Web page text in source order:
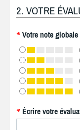
2. VOTRE
* Votre note
* Écrire votre